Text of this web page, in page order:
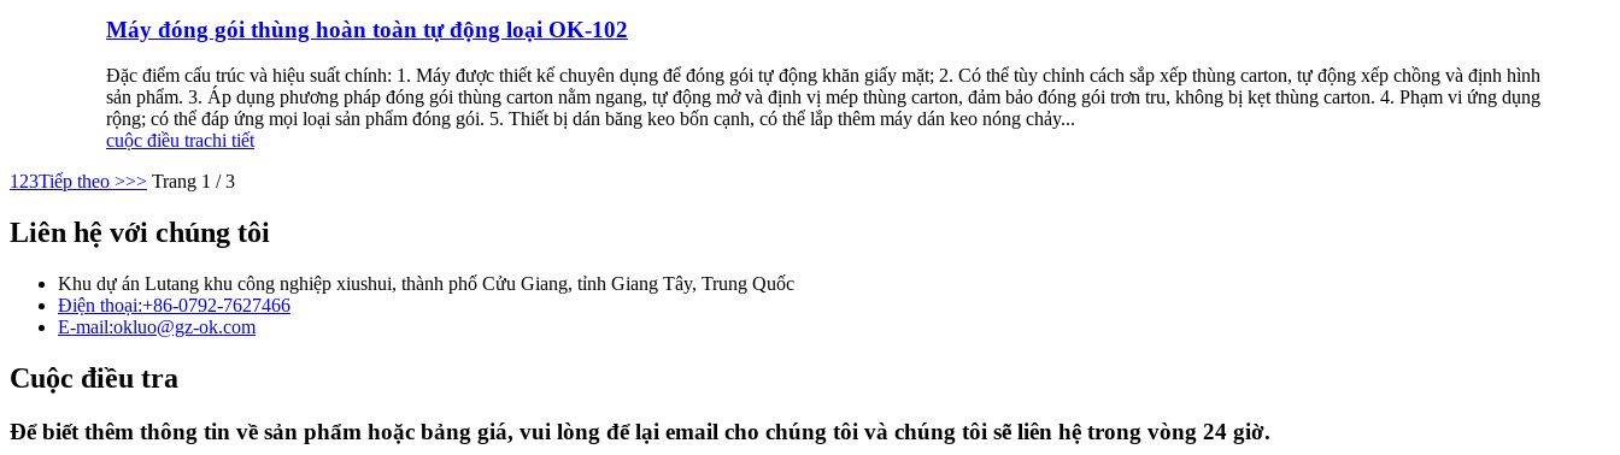
Máy đóng gói thùng hoàn toàn tự động loại OK-102
Đặc điểm cấu trúc và hiệu suất chính: 1. Máy được thiết kế chuyên dụng để đóng gói tự động khăn giấy mặt; 2. Có thể tùy chỉnh cách sắp xếp thùng carton, tự động xếp chồng và định hình
sản phẩm. 3. Áp dụng phương pháp đóng gói thùng carton nằm ngang, tự động mở và định vị mép thùng carton, đảm bảo đóng gói trơn tru, không bị kẹt thùng carton. 4. Phạm vi ứng dụng
rộng; có thể đáp ứng mọi loại sản phẩm đóng gói. 5. Thiết bị dán băng keo bốn cạnh, có thể lắp thêm máy dán keo nóng chảy...
cuộc điều trachi tiết
1 23Tiếp theo >>> Trang 1 / 3
Liên hệ với chúng tôi
Khu dự án Lutang khu công nghiệp xiushui, thành phố Cửu Giang, tỉnh Giang Tây, Trung Quốc
Điện thoại:+86-0792-7627466
E-mail:okluo@gz-ok.com
Cuộc điều tra
Để biết thêm thông tin về sản phẩm hoặc bảng giá, vui lòng để lại email cho chúng tôi và chúng tôi sẽ liên hệ trong vòng 24 giờ.